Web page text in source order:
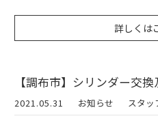
詳しくは
【調布市】シリンダー交
2021.05.31 お知らせ スタッ